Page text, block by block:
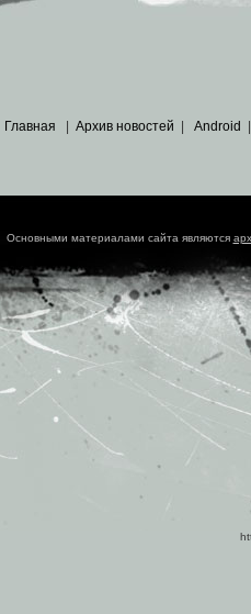
Главная Архив новостей Android
Основными материалами сайта являются